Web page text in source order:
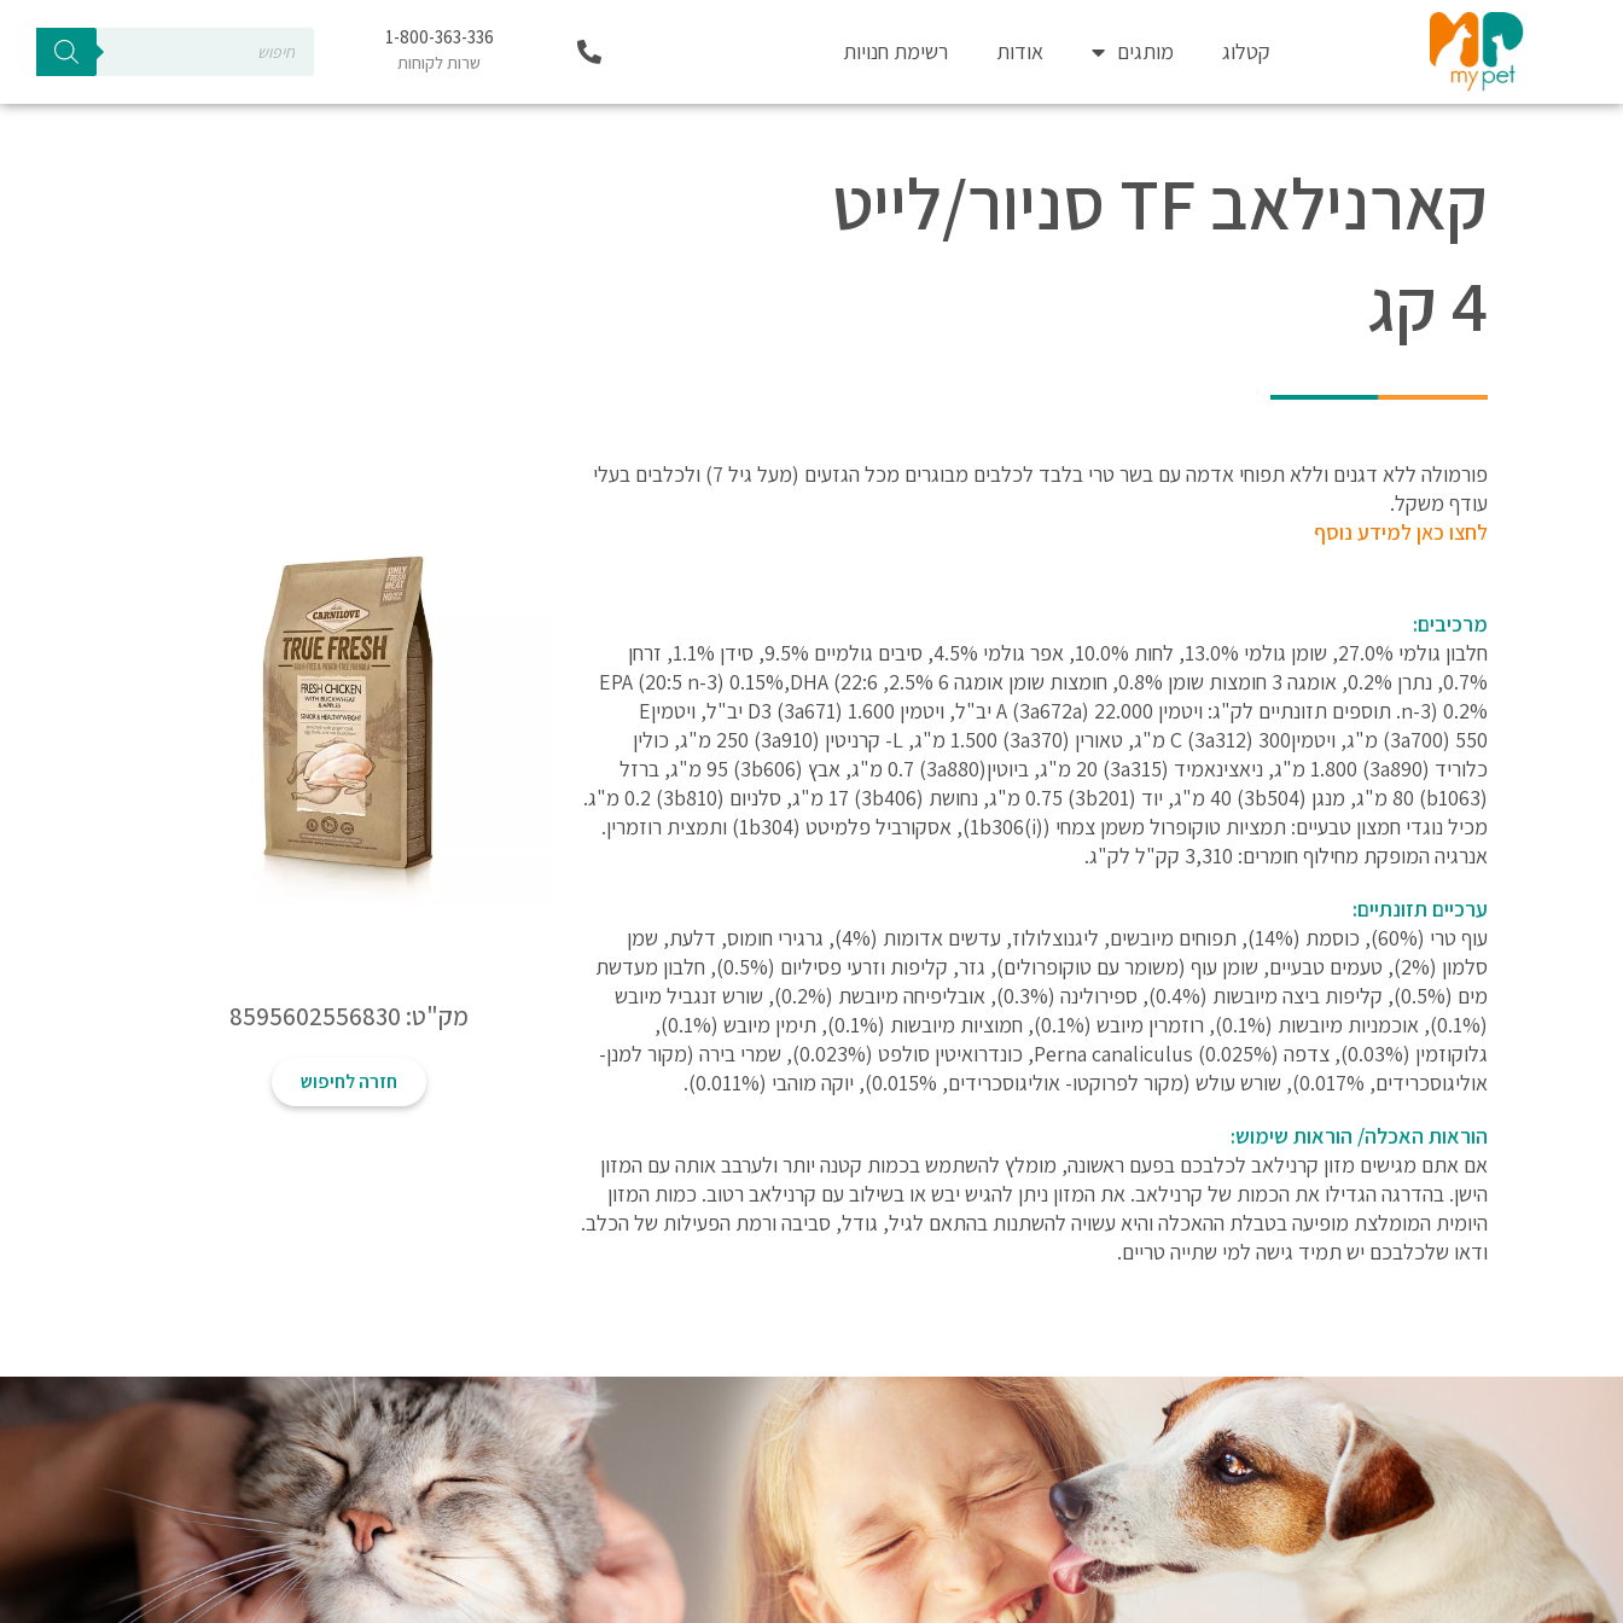
קטלוג מותגים אודות רשימת חנויות P
h
n
1-800-363-336
שרות לקוחות search
קארנילאב TF סניור/לייט
4 קג
פורמולה ללא דגנים וללא תפוחי אדמה עם בשר טרי בלבד לכלבים מבוגרים מכל הגזעים (מעל גיל 7) ולכלבים בעלי
עודף משקל.
לחצו כאן למידע נוסף
מרכיבים:
חלבון גולמי 27.0%, שומן גולמי 13.0%, לחות 10.0%, אפר גולמי 4.5%, סיבים גולמיים 9.5%, סידן 1.1%, זרחן
0.7%, נתרן 0.2%, אומגה 3 חומצות שומן 0.8%, חומצות שומן אומגה 6 2.5%, EPA (20:5 n-3) 0.15%,DHA (22:6
n-3) 0.2%. תוספים תזונתיים לק"ג: ויטמין A (3a672a) 22.000 יב"ל, ויטמין D3 (3a671) 1.600 יב"ל, ויטמיןE
(3a700) 550 מ"ג, ויטמיןC (3a312) 300 מ"ג, טאורין (3a370) 1.500 מ"ג, L- קרניטין (3a910) 250 מ"ג, כולין
כלוריד (3a890) 1.800 מ"ג, ניאצינאמיד (3a315) 20 מ"ג, ביוטין(3a880) 0.7 מ"ג, אבץ (3b606) 95 מ"ג, ברזל
(b1063) 80 מ"ג, מנגן (3b504) 40 מ"ג, יוד (3b201) 0.75 מ"ג, נחושת (3b406) 17 מ"ג, סלניום (3b810) 0.2 מ"ג.
מכיל נוגדי חמצון טבעיים: תמציות טוקופרול משמן צמחי (1b306(i)), אסקורביל פלמיטט (1b304) ותמצית רוזמרין.
אנרגיה המופקת מחילוף חומרים: 3,310 קק"ל לק"ג.
ערכיים תזונתיים:
עוף טרי (60%), כוסמת (14%), תפוחים מיובשים, ליגנוצלולוז, עדשים אדומות (4%), גרגירי חומוס, דלעת, שמן
סלמון (2%), טעמים טבעיים, שומן עוף (משומר עם טוקופרולים), גזר, קליפות וזרעי פסיליום (0.5%), חלבון מעדשת
מים (0.5%), קליפות ביצה מיובשות (0.4%), ספירולינה (0.3%), אובליפיחה מיובשת (0.2%), שורש זנגביל מיובש
(0.1%), אוכמניות מיובשות (0.1%), רוזמרין מיובש (0.1%), חמוציות מיובשות (0.1%), תימין מיובש (0.1%),
גלוקוזמין (0.03%), צדפה Perna canaliculus (0.025%), כונדרואיטין סולפט (0.023%), שמרי בירה (מקור למנן-
אוליגוסכרידים, 0.017%), שורש עולש (מקור לפרוקטו- אוליגוסכרידים, 0.015%), יוקה מוהבי (0.011%).
הוראות האכלה/ הוראות שימוש:
אם אתם מגישים מזון קרנילאב לכלבכם בפעם ראשונה, מומלץ להשתמש בכמות קטנה יותר ולערבב אותה עם המזון
הישן. בהדרגה הגדילו את הכמות של קרנילאב. את המזון ניתן להגיש יבש או בשילוב עם קרנילאב רטוב. כמות המזון
היומית המומלצת מופיעה בטבלת ההאכלה והיא עשויה להשתנות בהתאם לגיל, גודל, סביבה ורמת הפעילות של הכלב.
ודאו שלכלבכם יש תמיד גישה למי שתייה טריים.
מק"ט: 8595602556830
חזרה לחיפוש